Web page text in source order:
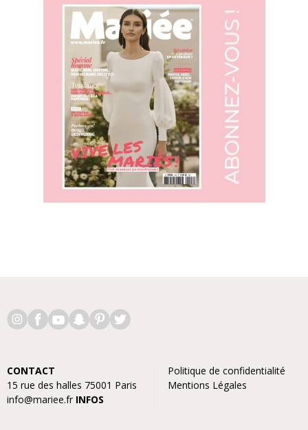
CONTACT
15 rue des halles 75001 Paris
info@mariee.fr INFOS
Politique de confidentialité
Mentions Légales